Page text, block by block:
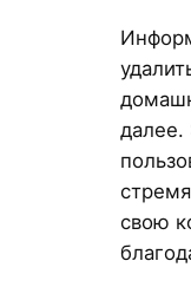
далее.
свою